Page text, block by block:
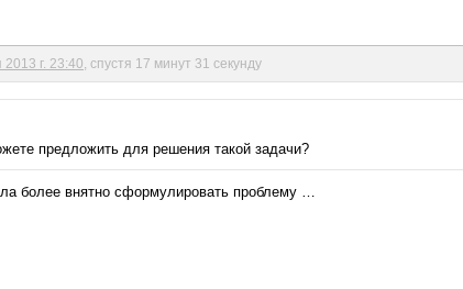
2013 г. 23:40 , спустя 17 минут 31 секунду
предложить для решения такой задачи?
более внятно сформулировать проблему …